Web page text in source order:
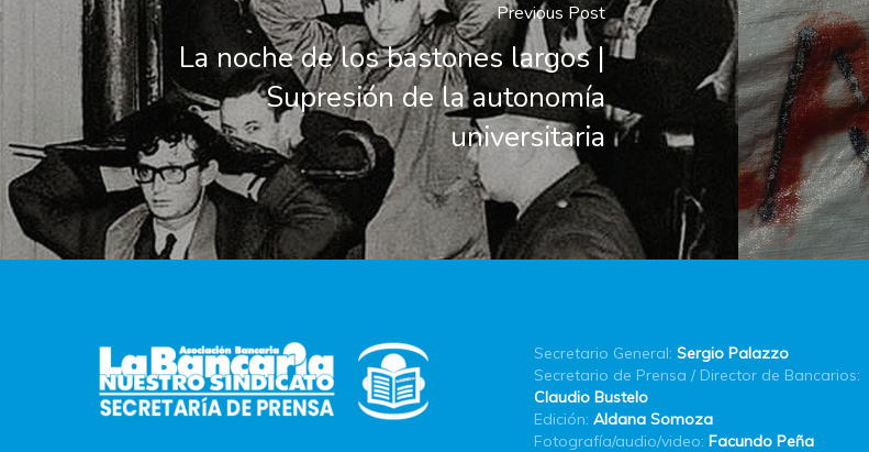
Previous Post
La noche de los bastones largos |
Supresión de la autonomía
universitaria
Secretario General: Sergio Palazzo
Secretario de Prensa / Director de Bancarios:
Claudio Bustelo
Edición: Aldana Somoza
Fotografía/audio/video: Facundo Peña